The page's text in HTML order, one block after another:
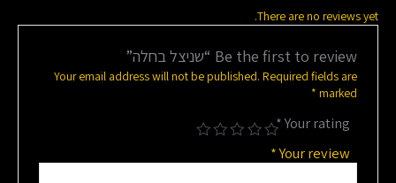
There are no reviews yet.
Be the first to review “שניצל בחלה”
Your email address will not be published. Required fields are
marked
*
Your rating
*
Your review
*